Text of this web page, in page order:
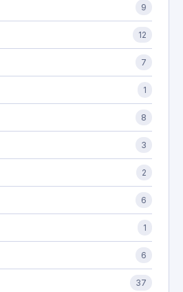
9
12
7
1
8
3
2
6
1
6
37